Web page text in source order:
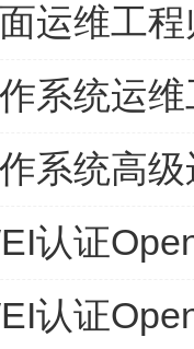
运维工
系统运
系统高
认证
认证